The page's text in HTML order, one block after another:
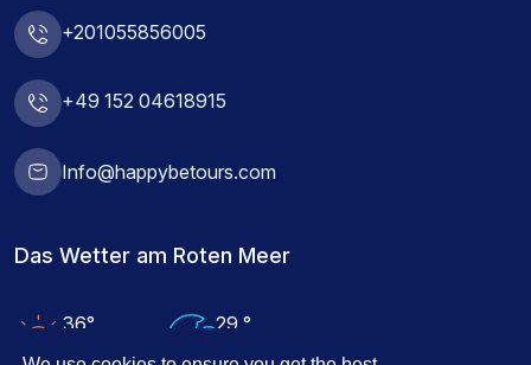
+201055856005
+49 152 04618915
Info@happybetours.com
Das Wetter am Roten Meer
36°
Lufttemperatur
29 °
Wassertemperatur